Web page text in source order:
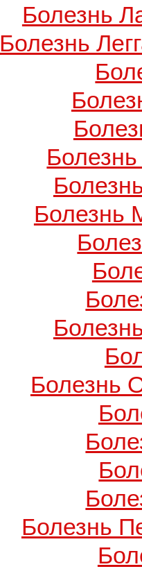
Болезнь
Болезнь
Болезнь
Болезнь
Болезнь